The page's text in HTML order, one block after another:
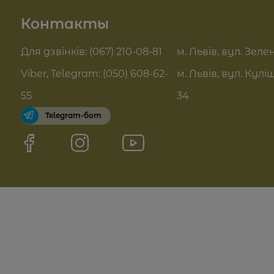
Актуальні знижки
Pro Age догляд
Договор оферты
Контакты
Для дзвінків: (067) 210-08-81
Viber, Telegram: (050) 608-62-
55
Telegram-бот
м. Львів, вул.
м. Львів, вул.
34